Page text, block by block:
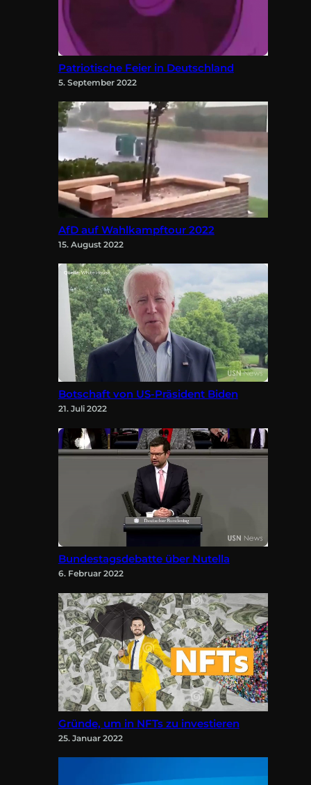
Patriotische Feier in Deutschland
5. September 2022
AfD auf Wahlkampftour 2022
15. August 2022
Botschaft von US-Präsident Biden
21. Juli 2022
Bundestagsdebatte über Nutella
6. Februar 2022
Gründe, um in NFTs zu investieren
25. Januar 2022